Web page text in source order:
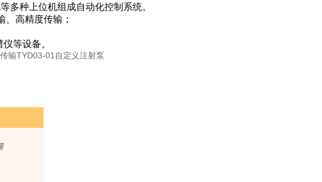
多种上位机组成自动化控制系统。
高精度传输；
等设备。
循环